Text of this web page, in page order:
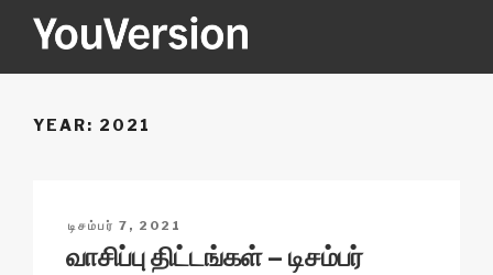
YOUVERSION
YEAR: 2021
POSTED
டிசம்பர் 7, 2021
வாசிப்பு திட்டங்கள் – டிசம்பர்